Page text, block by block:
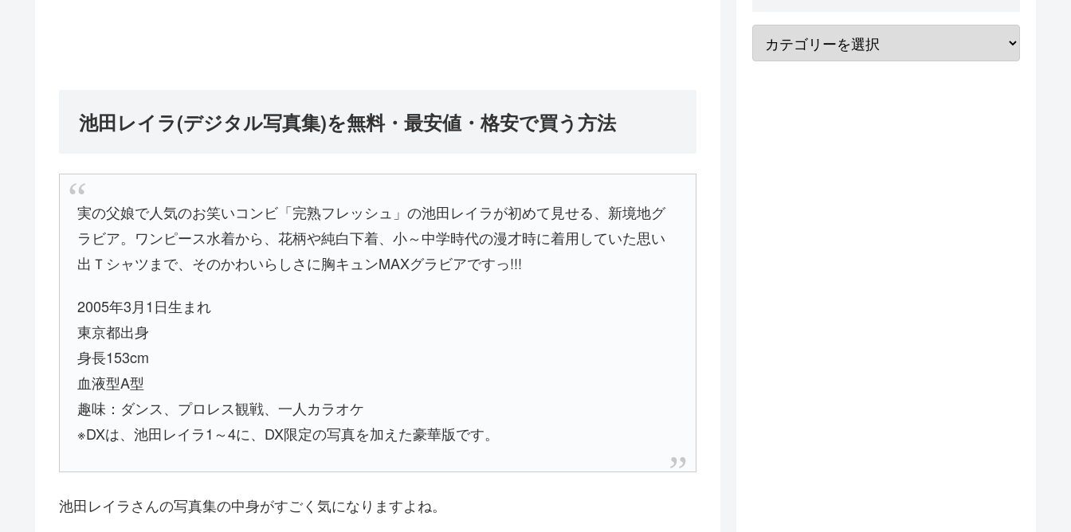
池田レイラ(デジタル写真集)を無料・最安値・格安で買う方法
実の父娘で人気のお笑いコンビ「完熟フレッシュ」の池田レイラが初めて見せる、新境地グ
ラビア。ワンピース水着から、花柄や純白下着、小～中学時代の漫才時に着用していた思い
出Ｔシャツまで、そのかわいらしさに胸キュンMAXグラビアですっ!!!
2005年3月1日生まれ
東京都出身
身長153cm
血液型A型
趣味：ダンス、プロレス観戦、一人カラオケ
※DXは、池田レイラ1～4に、DX限定の写真を加えた豪華版です。
池田レイラさんの写真集の中身がすごく気になりますよね。